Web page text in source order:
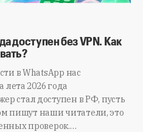
доступен без VPN. Как
в WhatsApp нас
лета 2026 года
стал доступен в РФ, пусть
пишут наши читатели, это
проверок.…